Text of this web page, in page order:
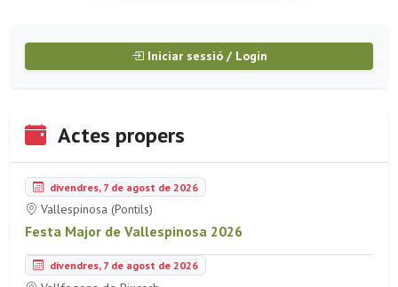
Iniciar sessió / Login
Actes propers
divendres, 7 de agost de 2026
Vallespinosa (Pontils)
Festa Major de Vallespinosa 2026
divendres, 7 de agost de 2026